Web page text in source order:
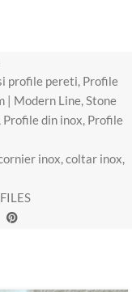
profile pereti, Profile
| Modern Line, Stone
, Profile din inox, Profile
inox,coltar inox,